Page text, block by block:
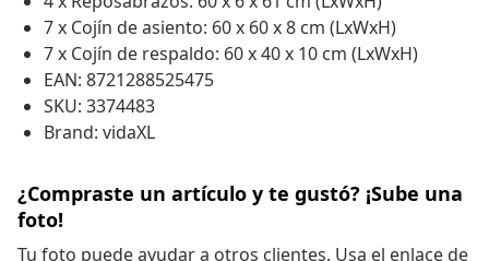
7 x Cojín de asiento: 60 x 60 x 8 cm (LxWxH)
7 x Cojín de respaldo: 60 x 40 x 10 cm (LxWxH)
EAN: 8721288525475
SKU: 3374483
Brand: vidaXL
¿Compraste un artículo y te gustó? ¡Sube una
foto!
Tu foto puede ayudar a otros clientes. Usa el enlace de